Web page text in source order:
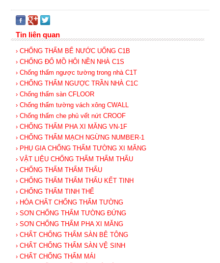
Tin liên quan
› CHỐNG THẤM BỂ NƯỚC UỐNG C1B
› CHỐNG ĐỔ MỒ HÔI NỀN NHÀ C1S
› Chống thấm ngược tường trong nhà C1T
› CHỐNG THẤM NGƯỢC TRẦN NHÀ C1C
› Chống thấm sàn CFLOOR
› Chống thấm tường vách xông CWALL
› Chống thấm che phủ vết nứt CROOF
› CHỐNG THẤM PHA XI MĂNG VN-1F
› CHỐNG THẤM MẠCH NGỪNG NUMBER-1
› PHỤ GIA CHỐNG THẤM TƯỜNG XI MĂNG
› VẬT LIỆU CHỐNG THẤM THẨM THẤU
› CHỐNG THẤM THẨM THẤU
› CHỐNG THẤM THẨM THẤU KẾT TINH
› CHỐNG THẤM TINH THỂ
› HÓA CHẤT CHỐNG THẤM TƯỜNG
› SƠN CHỐNG THẤM TƯỜNG ĐỨNG
› SƠN CHỐNG THẤM PHA XI MĂNG
› CHẤT CHỐNG THẤM SÀN BÊ TÔNG
› CHẤT CHỐNG THẤM SÀN VỆ SINH
› CHẤT CHỐNG THẤM MÁI